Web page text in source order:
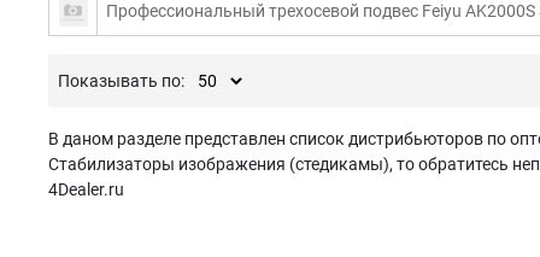
Профессиональный трехосевой подвес Feiyu
Показывать по:
В даном разделе представлен список дистрибьюторов по
Стабилизаторы изображения (стедикамы), то обратитесь
4Dealer.ru